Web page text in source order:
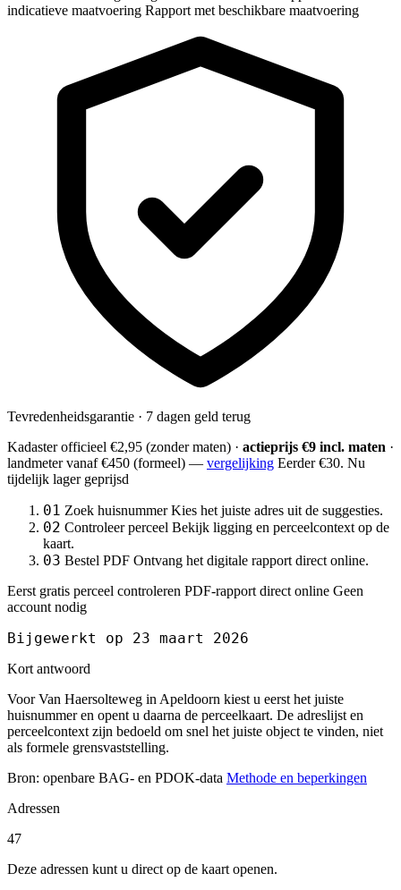
indicatieve maatvoering Rapport met beschikbare maatvoering
Tevredenheidsgarantie · 7 dagen geld terug
Kadaster officieel €2,95 (zonder maten) · actieprijs €9 incl. maten ·
landmetervanaf €450 (formeel) — vergelijking Eerder €30. Nu
tijdelijk lager geprijsd
01 Zoek huisnummer Kies het juiste adres uit de suggesties.
02 Controleer perceel Bekijk ligging en perceelcontext op de
kaart.
03 Bestel PDF Ontvang het digitale rapport direct online.
Eerst gratis perceel controleren PDF-rapport direct online Geen
account nodig
Bijgewerkt op 23 maart 2026
Kort antwoord
Voor Van Haersolteweg in Apeldoorn kiest u eerst het juiste
huisnummer en opent u daarna de perceelkaart. De adreslijst en
perceelcontext zijn bedoeld om snel het juiste object te vinden, niet
als formele grensvaststelling.
Bron: openbare BAG- en PDOK-data Methode en beperkingen
Adressen
47
Deze adressen kunt u direct op de kaart openen.